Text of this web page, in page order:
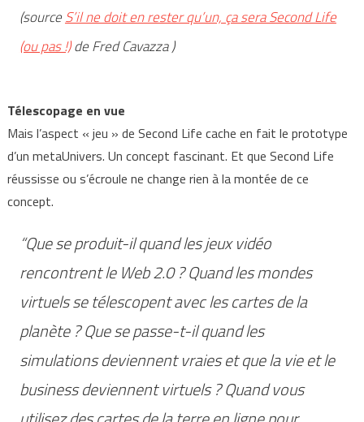
(sourceS’il ne doit en rester qu’un, ça sera Second Life
(ou pas !)de Fred Cavazza )
Télescopage en vue
Mais l’aspect « jeu » de Second Life cache en fait le prototype
d’un metaUnivers. Un concept fascinant. Et que Second Life
réussisse ou s’écroule ne change rien à la montée de ce
concept.
“Que se produit-il quand les jeux vidéo
rencontrent le Web 2.0 ? Quand les mondes
virtuels se télescopent avec les cartes de la
planète ? Que se passe-t-il quand les
simulations deviennent vraies et que la vie et le
business deviennent virtuels ? Quand vous